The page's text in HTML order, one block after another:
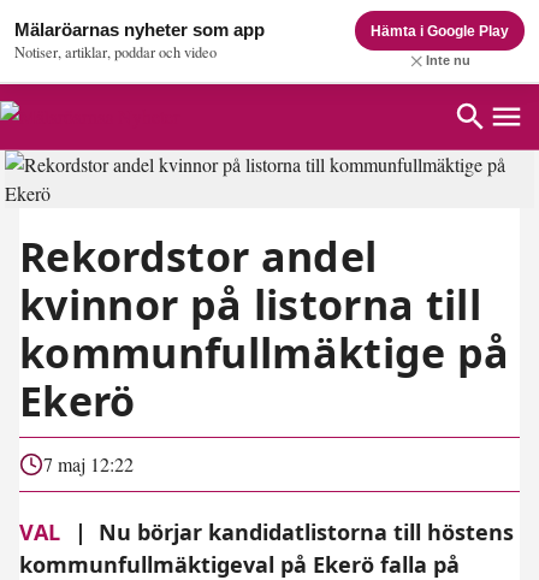
Mälaröarnas nyheter som app
Notiser, artiklar, poddar och video
Hämta i Google Play
Inte nu
Rekordstor andel
kvinnor på listorna till
kommunfullmäktige på
Ekerö
7 maj 12:22
VAL |
Nu börjar kandidatlistorna till höstens
kommunfullmäktigeval på Ekerö falla på